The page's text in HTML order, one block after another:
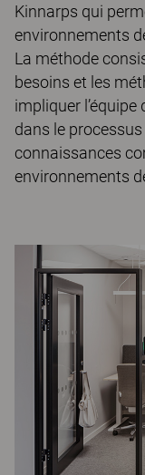
Kinnarps qui
environnements
La méthode
besoins et les
impliquer
dans le
connaissances
environnements